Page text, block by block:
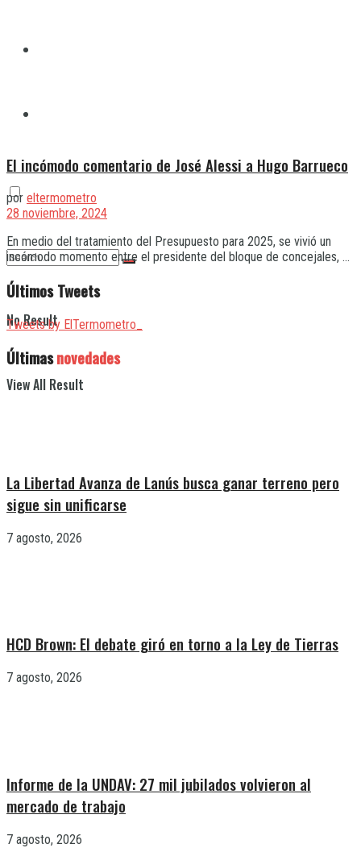
No Result
View All Result
El incómodo comentario de José Alessi a Hugo Barrueco
por eltermometro
28 noviembre, 2024
En medio del tratamiento del Presupuesto para 2025, se vivió un
incómodo momento entre el presidente del bloque de concejales, ...
Últimos Tweets
Tweets by ElTermometro_
Últimasnovedades
La Libertad Avanza de Lanús busca ganar terreno pero
sigue sin unificarse
7 agosto, 2026
HCD Brown: El debate giró en torno a la Ley de Tierras
7 agosto, 2026
Informe de la UNDAV: 27 mil jubilados volvieron al
mercado de trabajo
7 agosto, 2026